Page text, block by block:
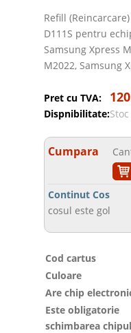
Refill
D111S pentru
Samsung Xpress
M2022, Samsung
Pret cu TVA:
Dispnibilitate:
Cumpara
Continut Cos
cosul este gol
Cod cartus
Culoare
Are chip
Este obligatorie
schimbarea